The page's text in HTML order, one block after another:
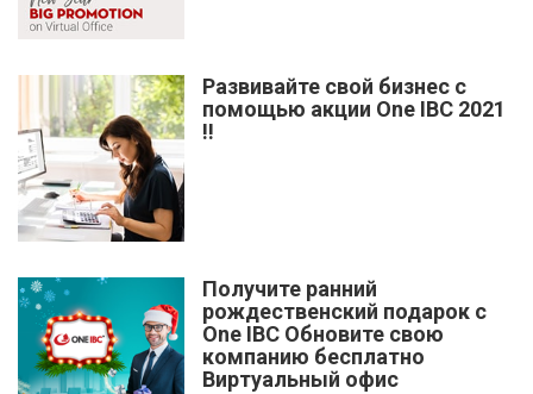
Развивайте свой бизнес с
помощью акции One IBC 2021
!!
Получите ранний
рождественский подарок с
One IBC Обновите свою
компанию бесплатно
Виртуальный офис